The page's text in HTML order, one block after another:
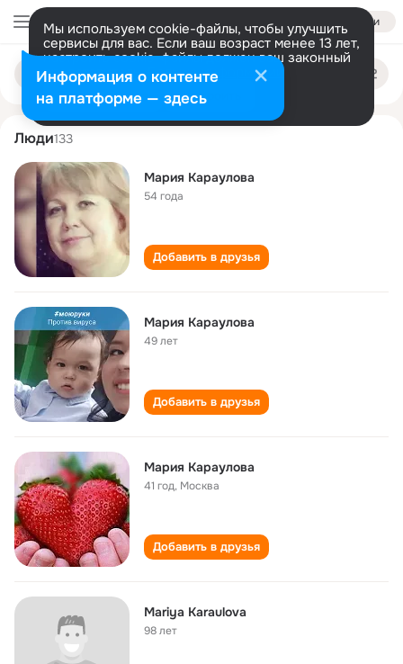
Войти
Мы используем cookie-файлы, чтобы улучшить
сервисы для вас. Если ваш возраст менее 13 лет,
настроить cookie-файлы должен ваш законный
представитель. Больше информации
Разрешить все Настроить
Поиск
людям
mariya karaulova
Люди133
Мария Караулова
54 года
Добавить в друзья
Мария Караулова
49 лет
Добавить в друзья
Мария Караулова
41 год, Москва
Добавить в друзья
Mariya Karaulova
98 лет
Информация о контенте
на платформе — здесь